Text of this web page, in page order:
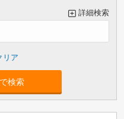
詳細検索
検索